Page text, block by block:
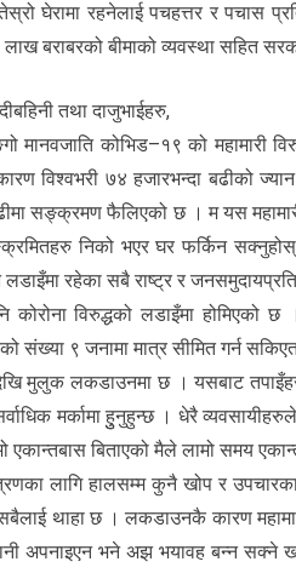
घेरामा रहनेलाई पचहत्तर र पचास
बराबरको बीमाको व्यवस्था सहित
तथा दाजुभाईहरु,
मानवजाति कोभिड–१९ को महामारी
कारण विश्वभरी ७४ हजारभन्दा बढीको
सङ्क्रमण फैलिएको छ । म यस
निको भएर घर फर्किन सक्नुहोस्
लडाइँमा रहेका सबै राष्ट्र र
कोरोना विरुद्धको लडाइँमा
संख्या ९ जनामा मात्र सीमित गर्न
मुलुक लकडाउनमा छ । यसबाट
मर्कामा हुुनुहुन्छ । धेरै
एकान्तबास बिताएको मैले लामो समय
लागि हालसम्म कुनै खोप र
सबैलाई थाहा छ । लकडाउनकै कारण
अपनाइएन भने अझ भयावह बन्न सक्ने